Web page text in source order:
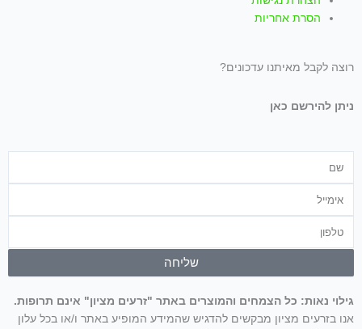
הסרת אחריות
רוצה לקבל מאיתנו עדכונים?
ניתן להירשם כאן
שליחה
גילוי נאות: כל הצמחים והמוצרים באתר "זרעים מציון" אינם תרופות.
אנו בזרעים מציון מבקשים להדגיש שהמידע המופיע באתר ו/או בכל עלון